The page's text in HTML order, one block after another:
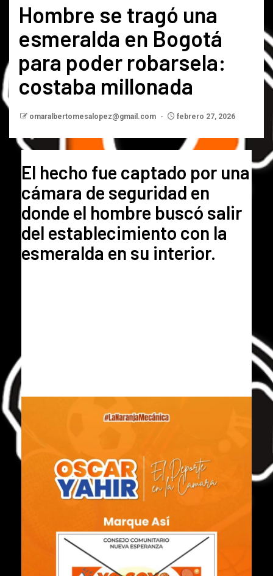
Hombre se tragó una
esmeralda en Bogotá
para poder robarsela:
costaba millonada
omaralbertomesalopez@gmail.com febrero 27, 2026
El hecho fue captado por una
cámara de seguridad en
donde el hombre buscó salir
del establecimiento con la
esmeralda en su interior.